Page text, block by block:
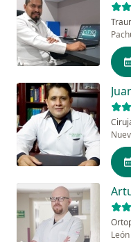
León